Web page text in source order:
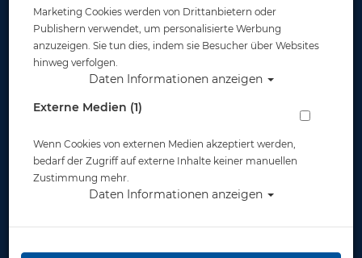
Tusa Hyperdry Elite II - Schwarz Rose
Artikelnr.: tus-sp0101QBRP
Marketing Cookies werden von Drittanbietern oder
Publishern verwendet, um personalisierte Werbung
anzuzeigen. Sie tun dies, indem sie Besucher über Websites
hinweg verfolgen.
Daten Informationen anzeigen
Externe Medien (1)
Wenn Cookies von externen Medien akzeptiert werden,
bedarf der Zugriff auf externe Inhalte keiner manuellen
Zustimmung mehr.
Daten Informationen anzeigen